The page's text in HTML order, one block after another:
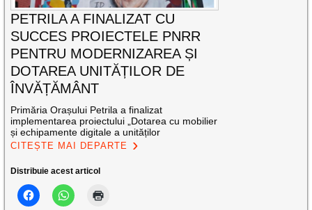
PETRILA A FINALIZAT CU
SUCCES PROIECTELE PNRR
PENTRU MODERNIZAREA ȘI
DOTAREA UNITĂȚILOR DE
ÎNVĂȚĂMÂNT
Primăria Orașului Petrila a finalizat
implementarea proiectului „Dotarea cu mobilier
și echipamente digitale a unităților
CITEȘTE MAI DEPARTE
Distribuie acest articol